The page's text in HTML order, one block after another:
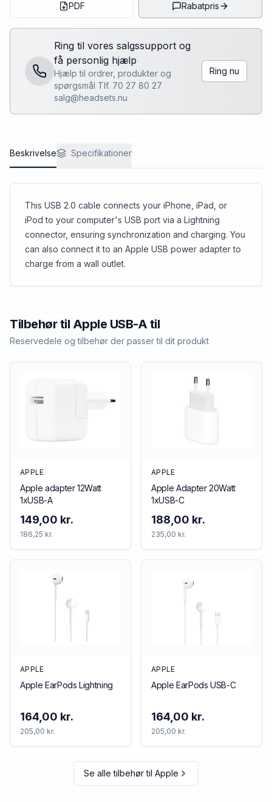
PDF Rabatpris
Ring til vores salgssupport og
få personlig hjælp
Hjælp til ordrer, produkter og
spørgsmål Tlf. 70 27 80 27
salg@headsets.nu
Ring nu
Beskrivelse Specifikationer
This USB 2.0 cable connects your iPhone, iPad, or
iPod to your computer's USB port via a Lightning
connector, ensuring synchronization and charging. You
can also connect it to an Apple USB power adapter to
charge from a wall outlet.
Tilbehør til Apple USB-A til
Reservedele og tilbehør der passer til dit produkt
APPLE
Apple adapter 12Watt
1xUSB-A
149,00 kr.
186,25 kr.
APPLE
Apple Adapter 20Watt
1xUSB-C
188,00 kr.
235,00 kr.
APPLE
Apple EarPods Lightning
164,00 kr.
205,00 kr.
APPLE
Apple EarPods USB-C
164,00 kr.
205,00 kr.
Se alle tilbehør til Apple